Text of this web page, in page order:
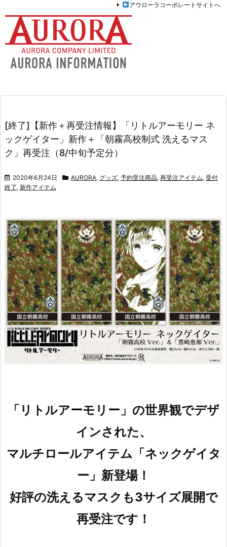
アウローラコーポレートサイトへ
[終了]【新作＋再受注情報】「リトルアーモリー ネ
ックゲイター」新作＋「朝霧高校制式 洗えるマス
ク」再受注（8/中旬予定分）
2020年6月24日 AURORA, グッズ, 予約受注商品, 再受注アイテム, 受付
終了 , 新作アイテム
「リトルアーモリー」の世界観でデザ
インされた、
マルチロールアイテム「ネックゲイタ
ー」新登場！
好評の洗えるマスクも3サイズ展開で
再受注です！